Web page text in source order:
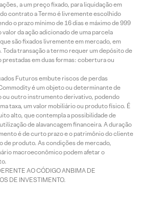
a um preço fixado, para liquidação em
contrato a Termo é livremente escolhido
o prazo mínimo de 16 dias e máximo de 999
da ação adicionado de uma parcela
são fixados livremente em mercado, em
transação a termo requer um depósito de
prestadas em duas formas: cobertura ou
Futuros embute riscos de perdas
é um objeto ou determinante de
outro instrumento derivativo, podendo
taxa, um valor mobiliário ou produto físico. É
alto, que contempla a possibilidade de
de alavancagem financeira. A duração
é de curto prazo e o patrimônio do cliente
de produto. As condições de mercado,
macroeconômico podem afetar o
AO CÓDIGO ANBIMA DE
DE INVESTIMENTO.